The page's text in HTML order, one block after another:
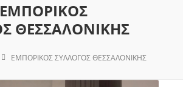
ΕΜΠΟΡΙΚΟΣ
ΘΕΣΣΑΛΟΝΙΚΗΣ
ΕΜΠΟΡΙΚΟΣ ΣΥΛΛΟΓΟΣ ΘΕΣΣΑΛΟΝΙΚΗΣ